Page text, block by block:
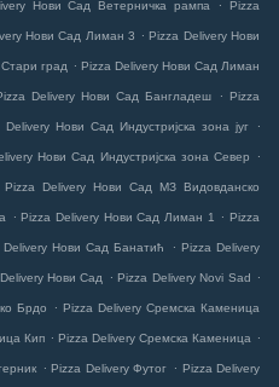
Нови Сад Ветерничка рампа Pizza
Нови Сад Лиман 3 . Pizza Delivery Нови
град . Pizza Delivery Нови Сад Лиман
Delivery Нови Сад Бангладеш . Pizza
Delivery Нови Сад Индустријска зона југ .
Нови Сад Индустријска зона Север .
Pizza Delivery Нови Сад МЗ Видовданско
. Pizza Delivery Нови Сад Лиман 1 . Pizza
Delivery Нови Сад Банатић . Pizza Delivery
Нови Сад . Pizza Delivery Novi Sad .
Брдо . Pizza Delivery Сремска Каменица
Кип . Pizza Delivery Сремска Каменица .
. Pizza Delivery Футог . Pizza Delivery